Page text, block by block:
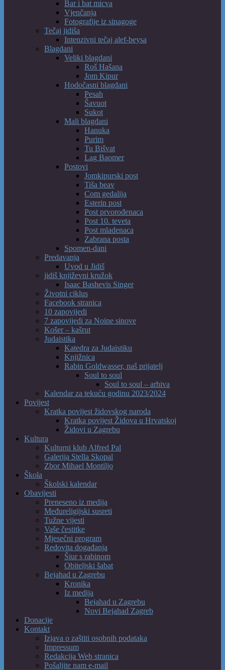
Bar i bat micva
Vjenčanja
Fotografije iz sinagoge
Tečaj jidiša
Intenzivni tečaj alef-beysa
Blagdani
Veliki blagdani
Roš Hašana
Jom Kipur
Hodočasni blagdani
Pesah
Šavuot
Sukot
Mali blagdani
Hanuka
Purim
Tu Bišvat
Lag Baomer
Postovi
Jomkipurski post
Tiša beav
Com gedalija
Esterin post
Post prvorođenaca
Post 10. teveta
Post mladenaca
Zabrana posta
Spomen-dani
Predavanja
Uvod u Jidiš
jidiš književni kružok
Isaac Bashevis Singer
Životni ciklus
Facebook stranica
10 zapovijedi
7 zapovijedi za Noine sinove
Košer – kašrut
Judaistika
Katedra za Judaistiku
Knjižnica
Rabin Goldwasser, naš prijatelj
Soul to soul
Soul to soul – arhiva
Kalendar za tekuću godinu 2023/2024
Povijest
Kratka povijest židovskog naroda
Kratka povijest Židova u Hrvatskoj
Židovi u Zagrebu
Kultura
Kulturni klub Alfred Pal
Galerija Stella Skopal
Zbor Mihael Montiljo
Škola
Školski kalendar
Obavijesti
Preneseno iz medija
Međureligijski susreti
Tužne vijesti
Vaše čestitke
Mjesečni program
Redovita događanja
Šiur s rabinom
Obiteljski šabat
Bejahad u Zagrebu
Kronika
Iz medija
Bejahad u Zagrebu
Novi Bejahad Zagreb
Donacije
Kontakt
Izjava o zaštiti osobnih podataka
Impressum
Redakcija Web stranica
Pošaljite nam e-mail